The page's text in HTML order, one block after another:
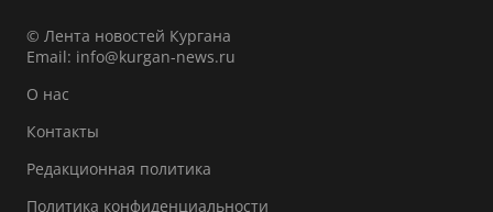
© Лента новостей Кургана
Email: info@kurgan-news.ru
О нас
Контакты
Редакционная политика
Политика конфиденциальности